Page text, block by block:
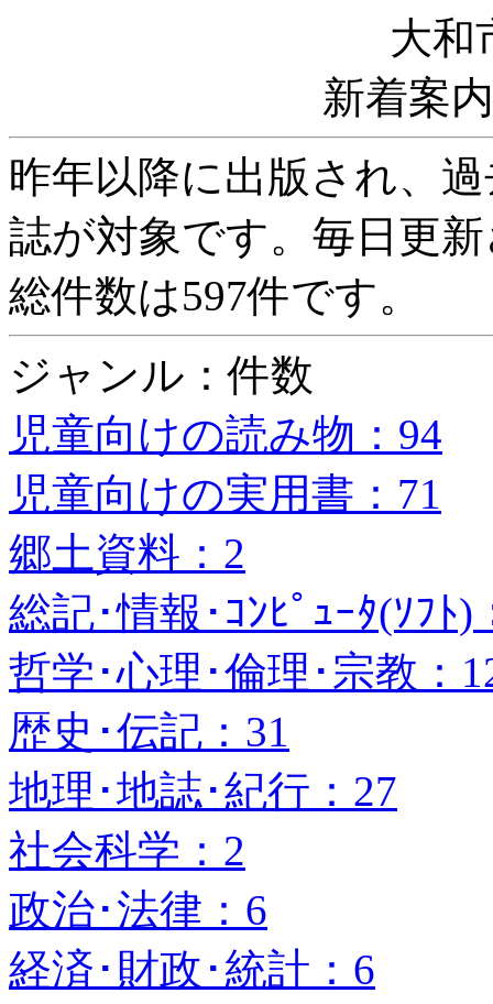
大和
新着案
昨年以降に出版され、
誌が対象です。毎日更
総件数は597件です。
ジャンル：件数
児童向けの読み物：94
児童向けの実用書：71
郷土資料：2
総記･情報･ｺﾝﾋﾟｭｰﾀ(ｿﾌﾄ)
哲学･心理･倫理･宗教：
歴史･伝記：31
地理･地誌･紀行：27
社会科学：2
政治･法律：6
経済･財政･統計：6